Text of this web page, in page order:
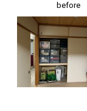
before